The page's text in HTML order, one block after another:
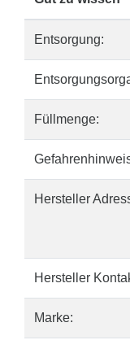
Entsorgung:
Füllmenge:
Hersteller
Hersteller
Marke: